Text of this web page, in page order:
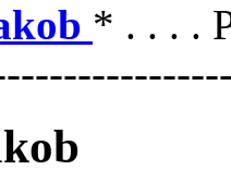
* . . . .